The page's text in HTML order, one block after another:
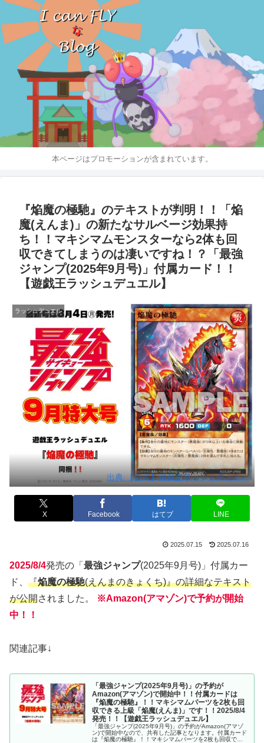
本ページはプロモーションが含まれています。
『焔魔の極馳』のテキストが判明！！「焔
魔(えんま)」の新たなサルベージ効果持
ち！！マキシマムモンスターなら2体も回
収できてしまうのは凄いですね！？「最強
ジャンプ(2025年9月号)」付属カード！！
【遊戯王ラッシュデュエル】
ラッシュデュエル
出典:【公式】遊戯王ラッシュデュエル
X Facebook はてブ LINE
2025.07.15 2025.07.16
2025/8/4発売の「 最強ジャンプ(2025年9月号)」付属カー
ド、 『焔魔の極馳(えんまのきょくち)』の詳細なテキスト
が公開されました。
※Amazon(アマゾン)で予約が開始
中！！
関連記事↓
「最強ジャンプ(2025年9月号)」の予約が
Amazon(アマゾン)で開始中！！付属カードは
『焔魔の極馳』！！マキシマムパーツを2枚も回
収できる上級「焔魔(えんま)」です！！2025/8/4
発売！！【遊戯王ラッシュデュエル】
「最強ジャンプ(2025年9月号)」の予約がAmazon(アマゾ
ン)で開始中なので、共有した記事となります。付属カード
は『焔魔の極馳』！！マキシマムパーツを2枚も回収でき